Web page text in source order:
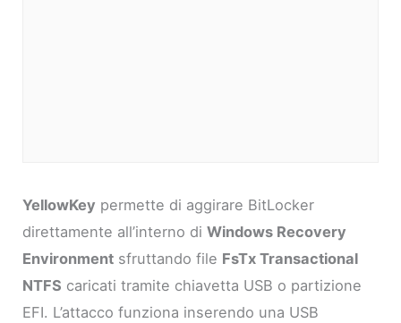
YellowKey permette di aggirare BitLocker
direttamente all’interno diWindows Recovery
Environment sfruttando file FsTx Transactional
NTFS caricati tramite chiavetta USB o partizione
EFI. L’attacco funziona inserendo una USB